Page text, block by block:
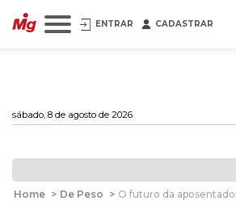
ENTRAR CADASTRAR
sábado, 8 de agosto de 2026
Home > De Peso > O futuro da